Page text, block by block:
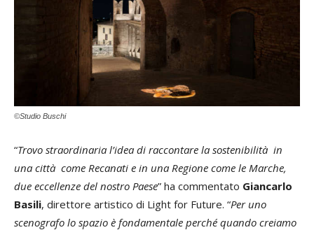
©Studio Buschi
“Trovo straordinaria l’idea di raccontare la sostenibilità in
una città come Recanati e in una Regione come le Marche,
due eccellenze del nostro Paese” ha commentato Giancarlo
Basili, direttore artistico di Light for Future. “Per uno
scenografo lo spazio è fondamentale perché quando creiamo